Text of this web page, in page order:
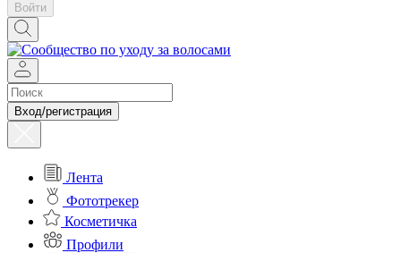
Войти
Вход/регистрация
Лента
Фототрекер
Косметичка
Профили